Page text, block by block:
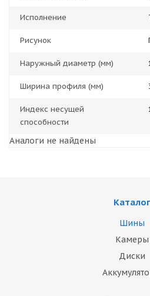
Исполнение
Рисунок
Наружный диаметр (мм)
Ширина профиля (мм)
Индекс несущей
способности
Аналоги не найдены
Каталог
Шины
Камеры
Диски